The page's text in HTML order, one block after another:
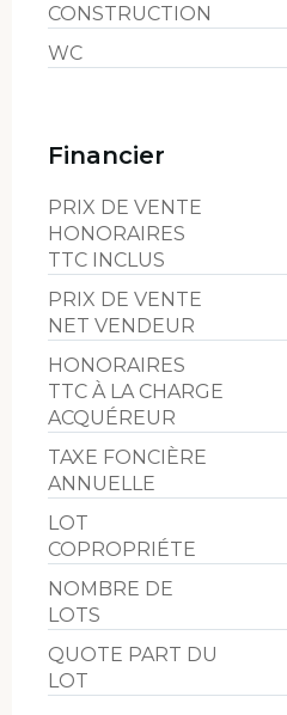
CONSTRUCTION
WC
Financier
PRIX DE VENTE
HONORAIRES
TTC INCLUS
PRIX DE VENTE
NET VENDEUR
HONORAIRES
TTC À LA CHARGE
ACQUÉREUR
TAXE FONCIÈRE
ANNUELLE
LOT
COPROPRIÉTE
NOMBRE DE
LOTS
QUOTE PART DU
LOT